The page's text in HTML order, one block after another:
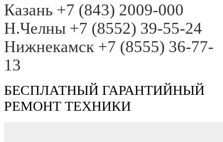
Казань +7 (843) 2009-000
Н.Челны +7 (8552) 39-55-24
Нижнекамск +7 (8555) 36-77-
13
БЕСПЛАТНЫЙ ГАРАНТИЙНЫЙ
РЕМОНТ ТЕХНИКИ